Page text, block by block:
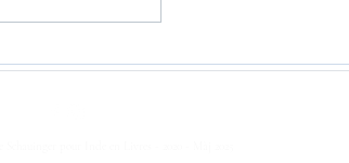
l'Inde ancienne a transformé
Dalrymple